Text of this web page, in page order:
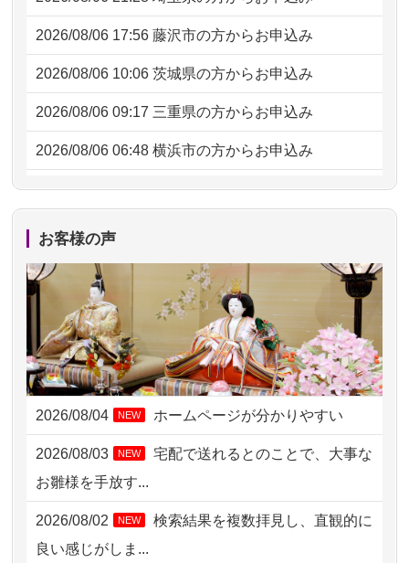
2026/08/06 17:56 藤沢市の方からお申込み
2026/08/06 10:06 茨城県の方からお申込み
2026/08/06 09:17 三重県の方からお申込み
2026/08/06 06:48 横浜市の方からお申込み
2026/08/05 15:07 東京都の方からお申込み
2026/08/05 11:33
2026/08/04 17:34 西亀有の方からお申込み
2026/08/04 15:40 千葉県の方からお申込み
2026/08/04 14:04 東京都の方からお申込み
2026/08/04 00:38 中野区の方からお申込み
2026/08/03 21:17 愛知県の方からお申込み
2026/08/02 18:47 虎ノ門の方からお申込み
お客様の声
2026/08/04 NEW ホームページが分かりやすい
2026/08/03 NEW
宅配で送れるとのことで、大事な
お雛様を手放す...
2026/08/02 NEW
検索結果を複数拝見し、直観的に
良い感じがしま...